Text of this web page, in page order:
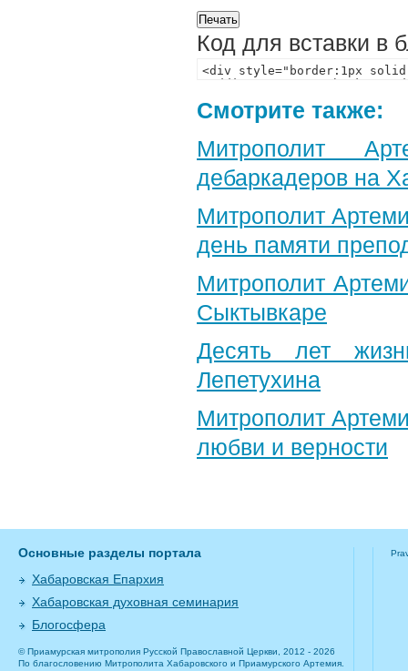
Код для вставки в
Смотрите также:
Митрополит
дебаркадеров на
Митрополит
день памяти
Митрополит
Сыктывкаре
Десять лет
Лепетухина
Митрополит
любви и верности
Основные разделы портала
Хабаровская Епархия
Хабаровская духовная семинария
Блогосфера
© Приамурская митрополия Русской Православной Церкви, 2012 - 2026
По благословению Митрополита Хабаровского и Приамурского Артемия.